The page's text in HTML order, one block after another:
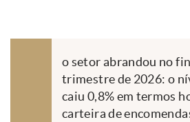
o setor abrandou no
trimestre de 2026: o
caiu 0,8% em termos
carteira de